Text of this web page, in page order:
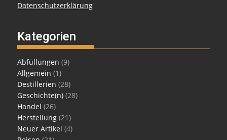
Datenschutzerklärung
Kategorien
Abfüllungen (9)
Allgemein (1)
Destillerien (28)
Geschichte(n) (28)
Handel (26)
Herstellung (21)
Neuer Artikel (4)